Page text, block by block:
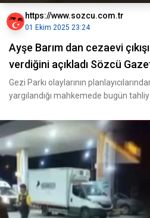
https://www.sozcu.com.tr
01 Ekim 2025 23:24
Ayşe Barım dan cezaevi
verdiğini açıkladı Sözcü
Gezi Parkı olaylarının
yargılandığı mahkemede bugün